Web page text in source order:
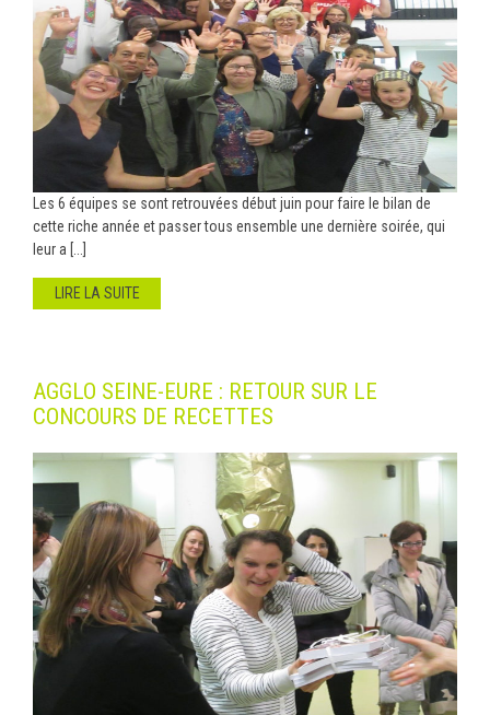
Les 6 équipes se sont retrouvées début juin pour faire le bilan de
cette riche année et passer tous ensemble une dernière soirée, qui
leur a [...]
LIRE LA SUITE
AGGLO SEINE-EURE : RETOUR SUR LE
CONCOURS DE RECETTES